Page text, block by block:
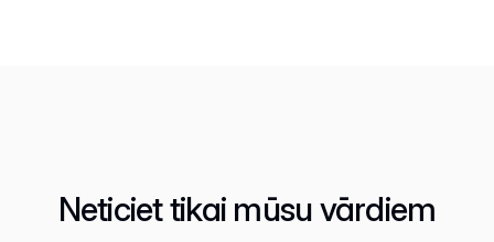
Neticiet tikai mūsu vārdiem